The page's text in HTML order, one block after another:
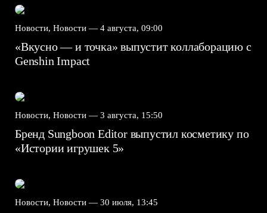
Новости, Новости — 4 августа, 09:00
«Вкусно — и точка» выпустит коллаборацию с
Genshin Impact⁠⁠
Новости, Новости — 3 августа, 15:50
Бренд Sungboon Editor выпустил косметику по
«Истории игрушек 5»
Новости, Новости — 30 июля, 13:45